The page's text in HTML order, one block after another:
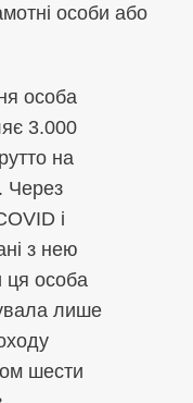
особи або
особа
3.000
на
Через
і
з нею
ця особа
лише
шести